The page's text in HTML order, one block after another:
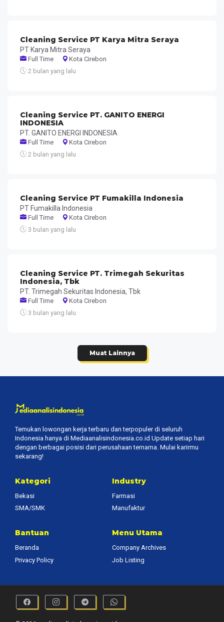
Cleaning Service PT Karya Mitra Seraya
PT Karya Mitra Seraya
Full Time
Kota Cirebon
2 bulan yang lalu
Cleaning Service PT. GANITO ENERGI
INDONESIA
PT. GANITO ENERGI INDONESIA
Full Time
Kota Cirebon
2 bulan yang lalu
Cleaning Service PT Fumakilla Indonesia
PT Fumakilla Indonesia
Full Time
Kota Cirebon
3 bulan yang lalu
Cleaning Service PT. Trimegah Sekuritas
Indonesia, Tbk
PT. Trimegah Sekuritas Indonesia, Tbk
Full Time
Kota Cirebon
3 bulan yang lalu
Muat Lainnya
Temukan lowongan kerja terbaru dan terpopuler di seluruh
Indonesia hanya di Mediaanalisindonesia.co.id Update setiap hari
dengan berbagai posisi dari perusahaan ternama. Mulai karirmu
sekarang!
Kategori
Bekasi
SMA/SMK
Industry
Farmasi
Manufaktur
Bantuan
Beranda
Privacy Policy
Menu Utama
Company Archives
Job Listing